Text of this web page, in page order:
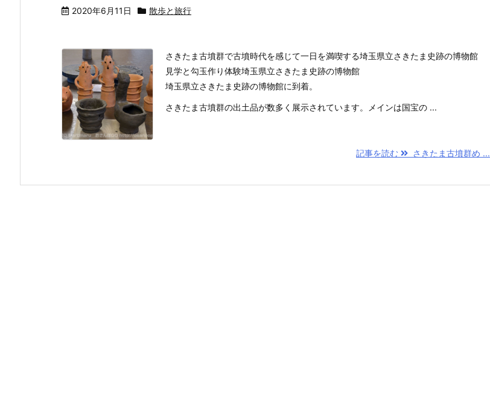
2020年6月11日 散歩と旅行
さきたま古墳群で古墳時代を感じて一日を満喫する埼玉県立さきたま史跡の博物館
見学と勾玉作り体験埼玉県立さきたま史跡の博物館
埼玉県立さきたま史跡の博物館に到着。
さきたま古墳群の出土品が数多く展示されています。メインは国宝の ...
記事を読む さきたま古墳群め ...